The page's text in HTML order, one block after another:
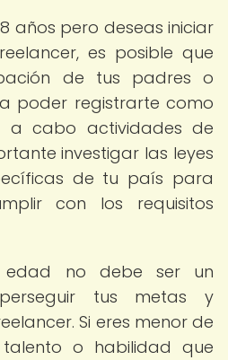
años pero deseas iniciar
es posible que
de tus padres o
poder registrarte como
a cabo actividades de
investigar las leyes
de tu país para
con los requisitos
edad no debe ser un
tus metas y
Si eres menor de
o habilidad que